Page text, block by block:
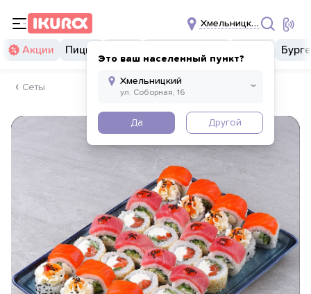
Хмельницкий
Это ваш населенный пункт?
Да Другой
Акции Пицца
Сеты